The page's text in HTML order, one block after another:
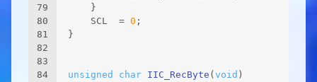
79
80
81
82
83
84
    }
    SCL  =
0 ;
}
unsigned char IIC_RecByte ( void )